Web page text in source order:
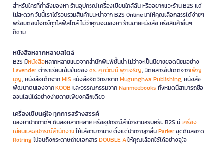
สำหรับใครที่กำลังมองหา ร้านอุปกรณ์เครื่องเขียนใกล้ฉัน หรืออยากแวะร้าน B2S แต่
ไม่สะดวก วันนี้เราได้รวบรวมสินค้าแนะนำจาก B2S Online มาให้คุณเลือกสรรได้ง่ายๆ
พร้อมตอบโจทย์ทุกไลฟ์สไตล์ ไม่ว่าคุณจะมองหา ร้านขายหนังสือ หรือสินค้าอื่นๆ
ก็ตาม
หนังสือหลากหลายสไตล์
B2S มีหนังสือหลากหลายแนวจากสำนักพิมพ์ชั้นนำ ไม่ว่าจะเป็นนิยายยอดนิยมอย่าง
Lavender, ตำราเรียนเข้มข้นของดร. ศุภวัฒน์ พุกเจริญ, นิตยสารอัปเดตจากเพ็ญ
บุญ, หนังสือเด็กจากMIS หนังสือจิตวิทยาจากMugunghwa Publishing, หนังสือ
พัฒนาตนเองจากKOOB และวรรณกรรมจากNanmeebooks ทั้งหมดนี้สามารถซื้อ
ออนไลน์ได้อย่างง่ายดายเพียงคลิกเดียว
เครื่องเขียนคู่ใจ ทุกการสร้างสรรค์
มองหาปากกาดีๆ ดินสอหลากหลาย หรืออุปกรณ์สำนักงานครบครัน B2S มีเครื่อง
เขียนและอุปกรณ์สำนักงานให้เลือกมากมาย ตั้งแต่ปากกาลูกลื่นParkerชุดดินสอกด
Rotringไปจนถึงกระดาษถ่ายเอกสารDOUBLE Aให้คุณเลือกใช้ได้อย่างจุใจ